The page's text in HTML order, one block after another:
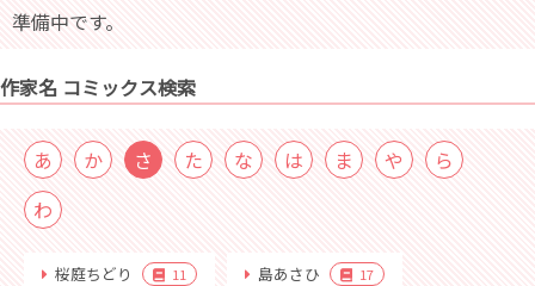
準備中です。
作家名 コミックス検索
あ か さ た な は ま や
ら
わ
桜庭ちどり 11 島あさひ 17